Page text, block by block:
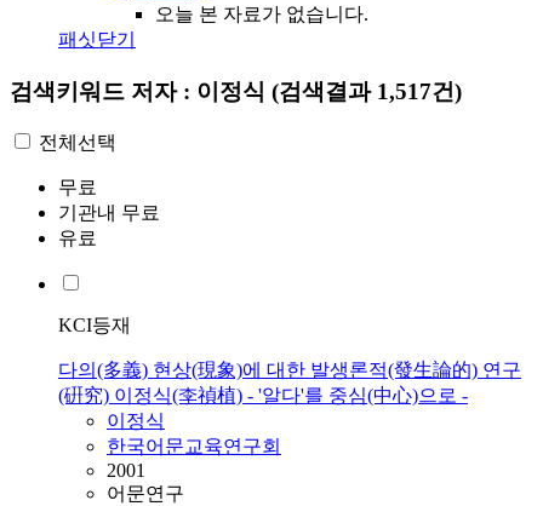
오늘 본 자료가 없습니다.
패싯닫기
검색키워드 저자 : 이정식 (검색결과 1,517건)
전체선택
무료
기관내 무료
유료
KCI등재
다의(多義) 현상(現象)에 대한 발생론적(發生論的) 연구
(硏究) 이정식(李禎植) - '알다'를 중심(中心)으로 -
이정식
한국어문교육연구회
2001
어문연구